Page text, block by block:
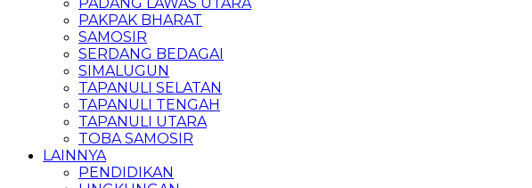
PAKPAK BHARAT
SAMOSIR
SERDANG BEDAGAI
SIMALUGUN
TAPANULI SELATAN
TAPANULI TENGAH
TAPANULI UTARA
TOBA SAMOSIR
LAINNYA
PENDIDIKAN